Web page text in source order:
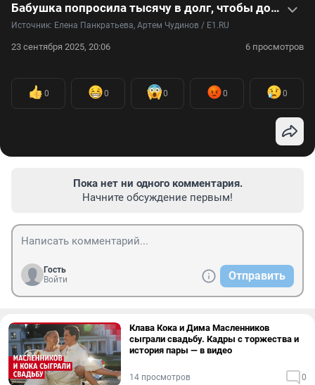
Бабушка попросила тысячу в долг, чтобы доехать до дома. Теперь она должна квартиру. Видео
Источник: Елена Панкратьева, Артем Чудинов / E1.RU
23 сентября 2025, 20:06 6 просмотров
0 0 0 0 0
Пока нет ни одного комментария.
Начните обсуждение первым!
Гость
Войти
Отправить
Клава Кока и Дима Масленников
сыграли свадьбу. Кадры с торжества и
история пары — в видео
14 просмотров 0